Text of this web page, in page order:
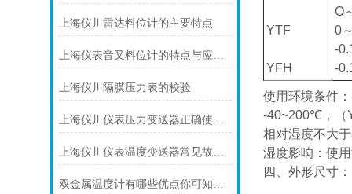
上海仪川雷达料位计的主要特点
上海仪表音叉料位计的特点与应用的解析
上海仪川隔膜压力表的校验
上海仪川仪表压力变送器正确使用的9个点
上海仪川仪表温度变送器常见故障及解决方法
双金属温度计有哪些优点你可知道？
YTF
YFH
O
0
-
-
使用环境条件
-40~200℃，（
相对湿度不大
湿度影响：使
四、外形尺寸：